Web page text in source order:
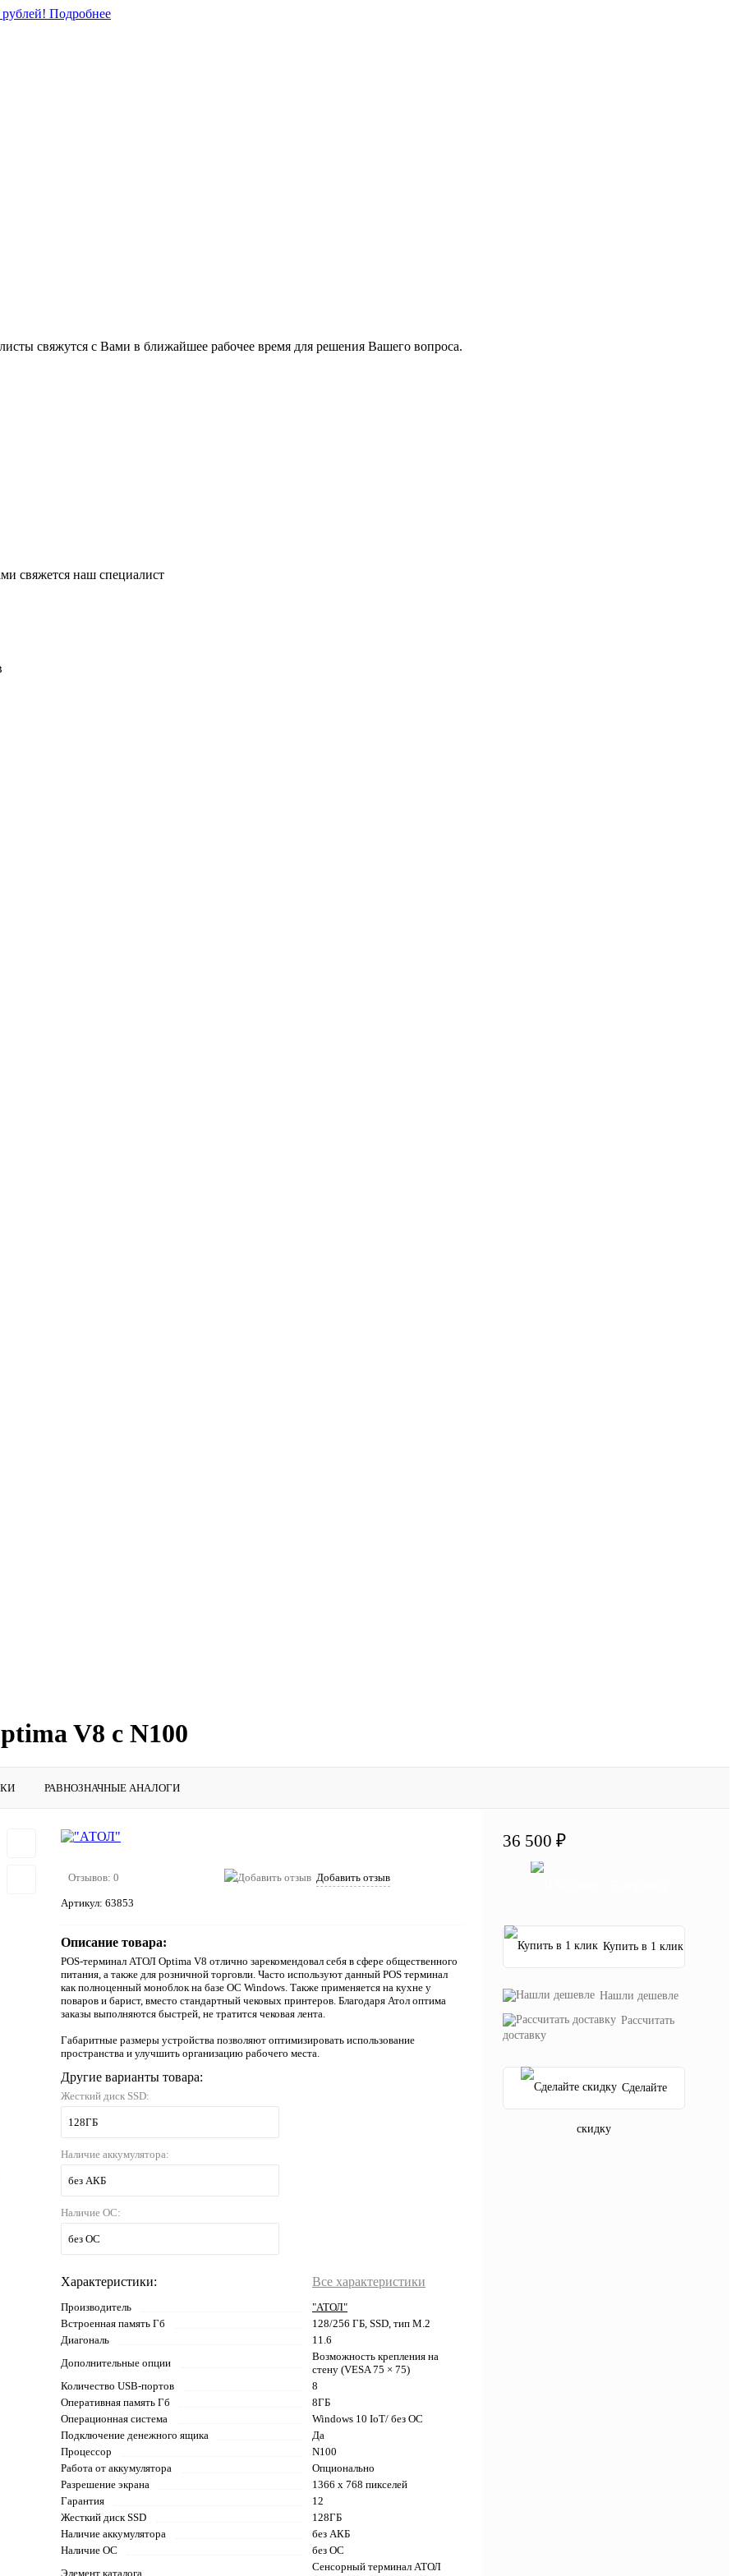
Подробнее
свяжутся с Вами в ближайшее рабочее время для решения Вашего вопроса.
свяжется наш специалист
V8 с N100
РАВНОЗНАЧНЫЕ АНАЛОГИ
Отзывов: 0 Добавить отзыв
Артикул: 63853
Описание товара:
POS-терминал АТОЛ Optima V8 отлично зарекомендовал себя в сфере общественного
питания, а также для розничной торговли. Часто используют данный POS терминал
как полноценный моноблок на базе ОС Windows. Также применяется на кухне у
поваров и барист, вместо стандартный чековых принтеров. Благодаря Атол оптима
заказы выполняются быстрей, не тратится чековая лента.
Габаритные размеры устройства позволяют оптимизировать использование
пространства и улучшить организацию рабочего места.
Другие варианты товара:
Жесткий диск SSD:
128ГБ
Наличие аккумулятора:
без АКБ
Наличие ОС:
без ОС
Характеристики: Все характеристики
Производитель
"АТОЛ"
Встроенная память Гб
128/256 ГБ, SSD, тип M.2
Диагональ
11.6
Дополнительные опции
Возможность крепления на
стену (VESA 75 × 75)
Количество USB-портов
8
Оперативная память Гб
8ГБ
Операционная система
Windows 10 IoT/ без ОС
Подключение денежного ящика
Да
Процессор
N100
Работа от аккумулятора
Опционально
Разрешение экрана
1366 х 768 пикселей
Гарантия
12
Жесткий диск SSD
128ГБ
Наличие аккумулятора
без АКБ
Наличие ОС
без ОС
Элемент каталога
Сенсорный терминал АТОЛ
36 500 ₽
Купить в 1 клик
Нашли дешевле
Рассчитать
доставку
Сделайте
скидку